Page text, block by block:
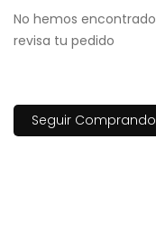
No hemos
revisa tu pedido
Seguir Comprando